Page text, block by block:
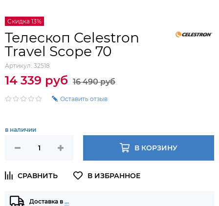
Скидка 13%
Телескоп Celestron
Travel Scope 70
Артикул: 32518
14 339 руб 16 490 руб
Оставить отзыв
в наличии
В КОРЗИНУ
Доставка в …